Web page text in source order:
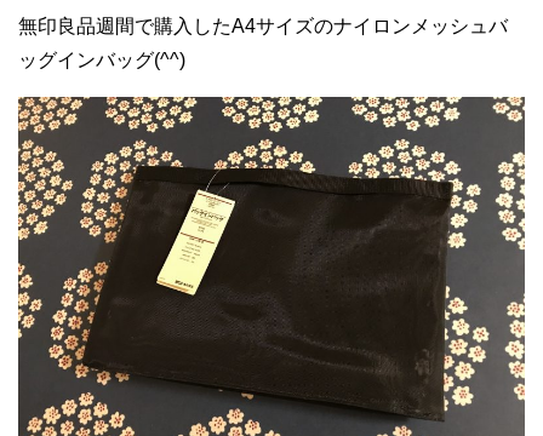
無印良品週間で購入したA4サイズのナイロンメッシュバ
ッグインバッグ(^^)